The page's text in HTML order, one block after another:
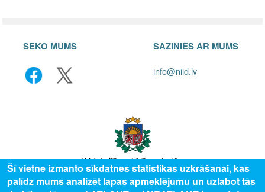
SEKO MUMS SAZINIES AR MUMS
info@niid.lv
Šī vietne izmanto sīkdatnes statistikas uzkrāšanai, kas
palīdz mums analizēt lapas apmeklējumu un uzlabot tās